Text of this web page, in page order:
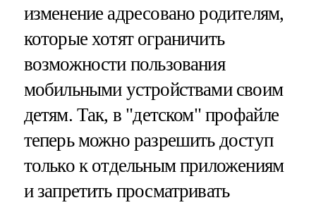
изменение адресовано родителям,
которые хотят ограничить
возможности пользования
мобильными устройствами своим
детям. Так, в "детском" профайле
теперь можно разрешить доступ
только к отдельным приложениям
и запретить просматривать